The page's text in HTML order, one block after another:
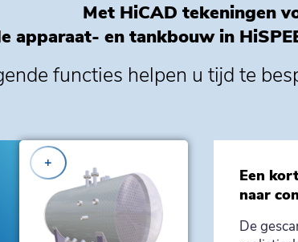
Met HiCAD tekeningen
apparaat- en tankbouw in
functies helpen u tijd te
+
Een
naar
De